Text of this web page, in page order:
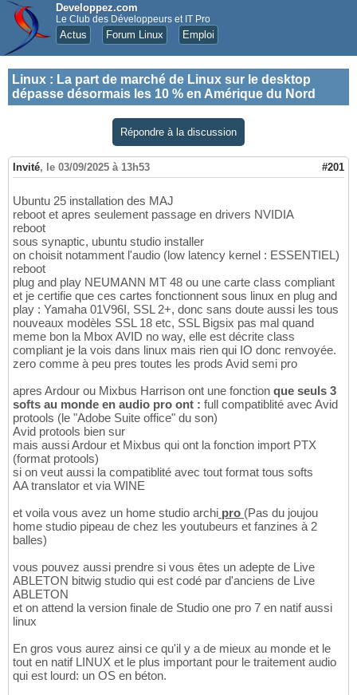
Developpez.com
Le Club des Développeurs et IT Pro
Actus Forum Linux Emploi
Linux : La part de marché de Linux sur le desktop
dépasse désormais les 10 % en Amérique du Nord
Répondre à la discussion
Invité, le 03/09/2025 à 13h53 #201
Ubuntu 25 installation des MAJ
reboot et apres seulement passage en drivers NVIDIA
reboot
sous synaptic, ubuntu studio installer
on choisit notamment l'audio (low latency kernel : ESSENTIEL)
reboot
plug and play NEUMANN MT 48 ou une carte class compliant
et je certifie que ces cartes fonctionnent sous linux en plug and
play : Yamaha 01V96I, SSL 2+, donc sans doute aussi les tous
nouveaux modèles SSL 18 etc, SSL Bigsix pas mal quand
meme bon la Mbox AVID no way, elle est décrite class
compliant je la vois dans linux mais rien qui IO donc renvoyée.
zero comme à peu pres toutes les prods Avid semi pro
apres Ardour ou Mixbus Harrison ont une fonction que seuls 3
softs au monde en audio pro ont : full compatiblité avec Avid
protools (le "Adobe Suite office" du son)
Avid protools bien sur
mais aussi Ardour et Mixbus qui ont la fonction import PTX
(format protools)
si on veut aussi la compatiblité avec tout format tous softs
AA translator et via WINE
et voila vous avez un home studio archi pro (Pas du joujou
home studio pipeau de chez les youtubeurs et fanzines à 2
balles)
vous pouvez aussi prendre si vous êtes un adepte de Live
ABLETON bitwig studio qui est codé par d'anciens de Live
ABLETON
et on attend la version finale de Studio one pro 7 en natif aussi
linux
En gros vous aurez ainsi ce qu'il y a de mieux au monde et le
tout en natif LINUX et le plus important pour le traitement audio
qui est lourd: un OS en béton.